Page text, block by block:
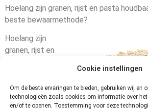
Cookie instellingen
Om de beste ervaringen te bieden, gebruiken wij en
technologieën zoals cookies om informatie over
en/of te openen. Toestemming voor deze
Hoelang zijn granen, rijst en pasta
beste bewaarmethode?
Hoelang zijn
granen, rijst en
het soort
product en de